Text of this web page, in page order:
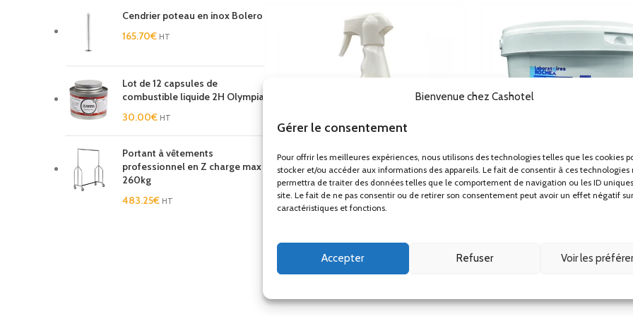
Bienvenue chez Cashotel
Gérer le consentement
Pour offrir les meilleures expériences, nous utilisons des technologies telles que les cookies
stocker et/ou accéder aux informations des appareils. Le fait de consentir à ces technologies
permettra de traiter des données telles que le comportement de navigation ou les ID
site. Le fait de ne pas consentir ou de retirer son consentement peut avoir un effet négatif
caractéristiques et fonctions.
Accepter Refuser Voir les
TV UHD 50″ hôtel Telefunken TFLIP50UHD23B
Matelas ressorts ensachés renforcés Perle 29cm
Mini bar noir thermoélectrique porte vitrée 30L
Applique liseuse ronde led design Gamma Mini
Cendrier poteau en inox Bolero
165.70€ HT
Lot de 12 capsules de
combustible liquide 2H Olympia
30.00€ HT
Portant à vêtements
professionnel en Z charge max
260kg
483.25€ HT
Spray Désinfectant Sanitaires 4 en 1
Hygiène et santé
Produits de nettoyage et
désinfection
6.03€ HT
Hygiène et santé ,Produits de